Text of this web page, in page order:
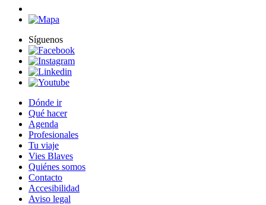
Síguenos
Dónde ir
Qué hacer
Agenda
Profesionales
Tu viaje
Vies Blaves
Quiénes somos
Contacto
Accesibilidad
Aviso legal